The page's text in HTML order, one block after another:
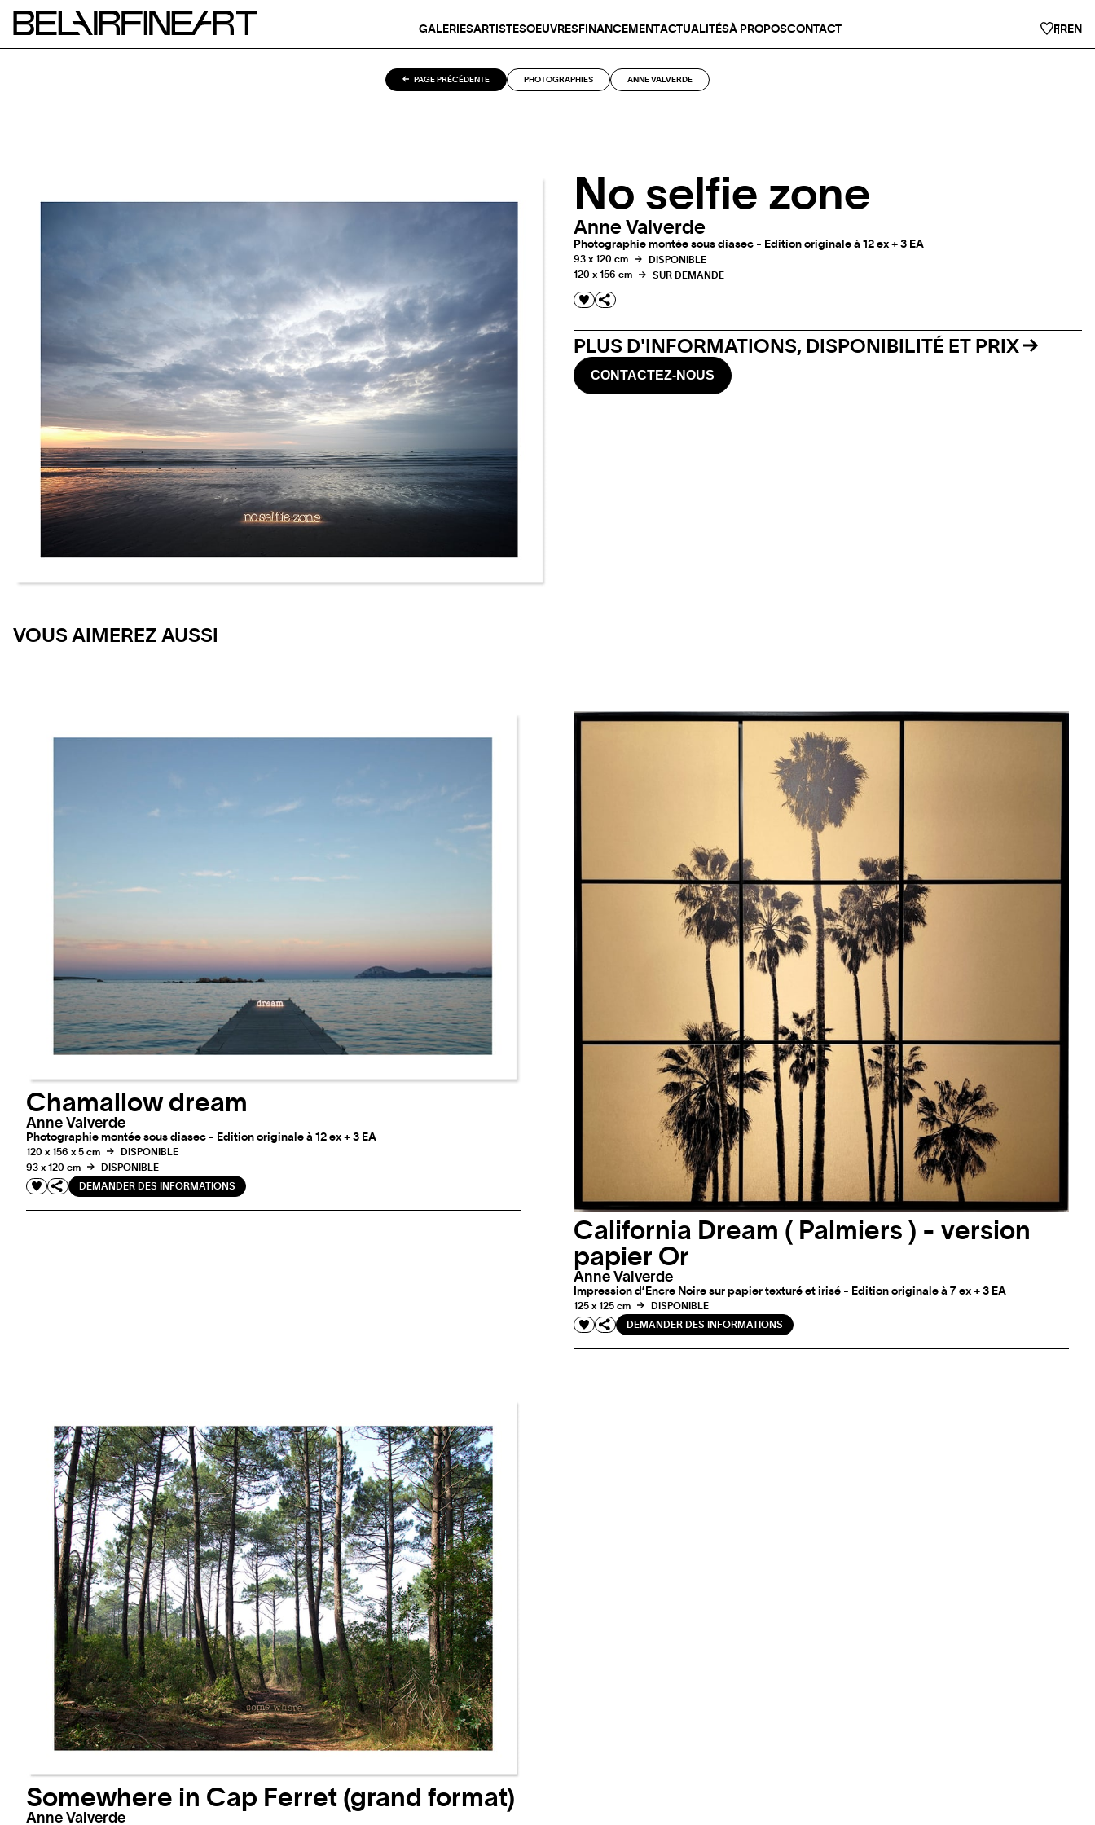
GALERIESARTISTESOEUVRESFINANCEMENTACTUALITÉSÀ PROPOSCONTACT FREN
PAGE PRÉCÉDENTE PHOTOGRAPHIES ANNE VALVERDE
No selfie zone
Anne Valverde
Photographie montée sous diasec - Edition originale à 12 ex + 3 EA
93 x 120 cm
DISPONIBLE
120 x 156 cm
SUR DEMANDE
PLUS D'INFORMATIONS, DISPONIBILITÉ ET PRIX
CONTACTEZ-NOUS
VOUS AIMEREZ AUSSI
Chamallow dream
Anne Valverde
Photographie montée sous diasec - Edition originale à 12 ex + 3 EA
120 x 156 x 5 cm
DISPONIBLE
93 x 120 cm
DISPONIBLE
DEMANDER DES INFORMATIONS
California Dream ( Palmiers ) - version
papier Or
Anne Valverde
Impression d’Encre Noire sur papier texturé et irisé - Edition originale à 7 ex + 3 EA
125 x 125 cm
DISPONIBLE
DEMANDER DES INFORMATIONS
Somewhere in Cap Ferret (grand format)
Anne Valverde